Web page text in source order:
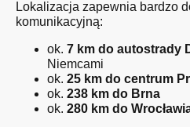
Lokalizacja zapewnia bardzo
komunikacyjną:
ok. 7 km do autostrady
Niemcami
ok. 25 km do centrum
ok. 238 km do Brna
ok. 280 km do